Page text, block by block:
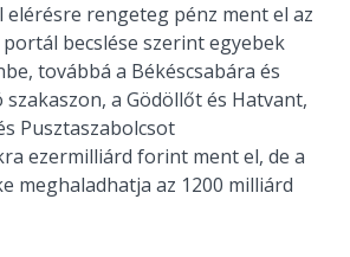
elérésre rengeteg pénz ment el az
becslése szerint egyebek
továbbá a Békéscsabára és
a Gödöllőt és Hatvant,
Pusztaszabolcsot
ezermilliárd forint ment el, de a
meghaladhatja az 1200 milliárd